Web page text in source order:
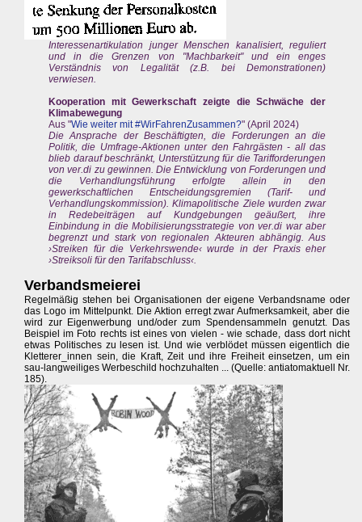
Interessenartikulation junger Menschen kanalisiert, reguliert
und in die Grenzen von "Machbarkeit" und ein enges
Verständnis von Legalität (z.B. bei Demonstrationen)
verwiesen.
Kooperation mit Gewerkschaft zeigte die Schwäche der
Klimabewegung
Aus "Wie weiter mit #WirFahrenZusammen?" (April 2024)
Die Ansprache der Beschäftigten, die Forderungen an die
Politik, die Umfrage-Aktionen unter den Fahrgästen - all das
blieb darauf beschränkt, Unterstützung für die Tarifforderungen
von ver.di zu gewinnen. Die Entwicklung von Forderungen und
die Verhandlungsführung erfolgte allein in den
gewerkschaftlichen Entscheidungsgremien (Tarif- und
Verhandlungskommission). Klimapolitische Ziele wurden zwar
in Redebeiträgen auf Kundgebungen geäußert, ihre
Einbindung in die Mobilisierungsstrategie von ver.di war aber
begrenzt und stark von regionalen Akteuren abhängig. Aus
›Streiken für die Verkehrswende‹ wurde in der Praxis eher
›Streiksoli für den Tarifabschluss‹.
Verbandsmeierei
Regelmäßig stehen bei Organisationen der eigene Verbandsname oder
das Logo im Mittelpunkt. Die Aktion erregt zwar Aufmerksamkeit, aber die
wird zur Eigenwerbung und/oder zum Spendensammeln genutzt. Das
Beispiel im Foto rechts ist eines von vielen - wie schade, dass dort nicht
etwas Politisches zu lesen ist. Und wie verblödet müssen eigentlich die
Kletterer_innen sein, die Kraft, Zeit und ihre Freiheit einsetzen, um ein
sau-langweiliges Werbeschild hochzuhalten ... (Quelle: antiatomaktuell Nr.
185).